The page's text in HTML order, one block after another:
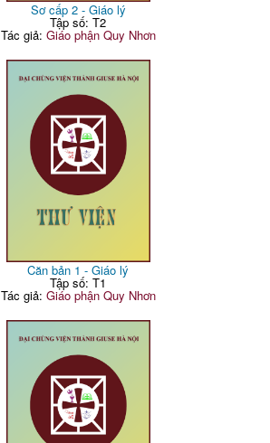
Sơ cấp 2 - Giáo lý
Tập số: T2
Tác giả: Giáo phận Quy Nhơn
Căn bản 1 - Giáo lý
Tập số: T1
Tác giả: Giáo phận Quy Nhơn